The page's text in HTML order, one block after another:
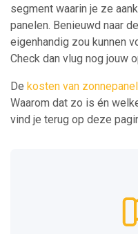
segment waarin je ze
panelen. Benieuwd naar
eigenhandig zou kunnen
Check dan vlug nog jouw
De kosten van
Waarom dat zo is én
vind je terug op deze